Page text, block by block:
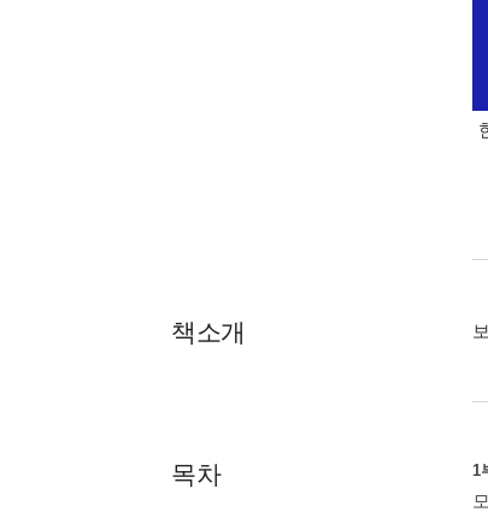
책소개
목차 1